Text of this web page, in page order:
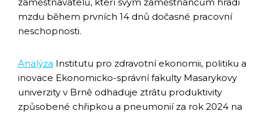
mzdu během prvních 14 dnů dočasné pracovní
neschopnosti.
Analýza Institutu pro zdravotní ekonomii, politiku a
inovace Ekonomicko-správní fakulty Masarykovy
univerzity v Brně odhaduje ztrátu produktivity
způsobené chřipkou a pneumonií za rok 2024 na